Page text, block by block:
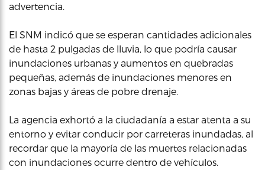
advertencia.
El SNM indicó que se esperan cantidades adicionales
de hasta 2 pulgadas de lluvia, lo que podría causar
inundaciones urbanas y aumentos en quebradas
pequeñas, además de inundaciones menores en
zonas bajas y áreas de pobre drenaje.
La agencia exhortó a la ciudadanía a estar atenta a su
entorno y evitar conducir por carreteras inundadas, al
recordar que la mayoría de las muertes relacionadas
con inundaciones ocurre dentro de vehículos.